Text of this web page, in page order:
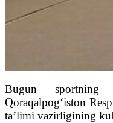
Bugun sportning
Qoraqalpog‘iston
ta’limi vazirligining